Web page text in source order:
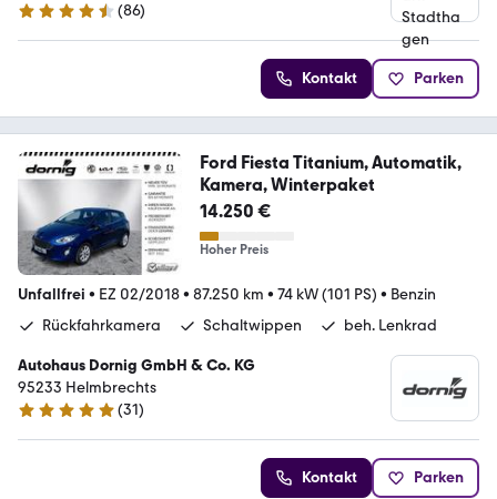
4.7 Sterne
(86)
Kontakt Parken
Ford Fiesta Titanium, Automatik,
Kamera, Winterpaket
14.250 €
Hoher Preis
Unfallfrei • EZ 02/2018• 87.250 km • 74 kW (101 PS) • Benzin
Rückfahrkamera
Schaltwippen beh. Lenkrad
Autohaus Dornig GmbH & Co. KG
95233 Helmbrechts
5 Sterne
(31)
Kontakt Parken